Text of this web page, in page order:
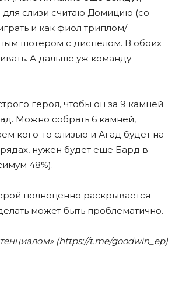
слизи считаю Домицию (со
и как фиол триплом/
шотером с диспелом. В обоих
А дальше уж команду
героя, чтобы он за 9 камней
Можно собрать 6 камней,
кого-то слизью и Агад будет на
нужен будет еще Бард в
48%).
полноценно раскрывается
может быть проблематично.
(https://t.me/goodwin_ep)